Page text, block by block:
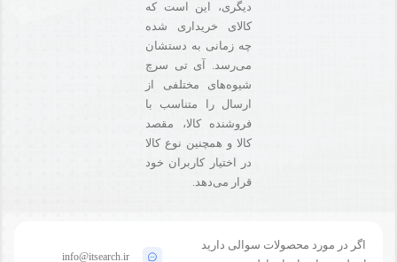
دیگری، این است که
کالای خریداری شده
چه زمانی به دستشان
می‌رسد. آی تی سرچ
شیوه‌های مختلفی از
ارسال را متناسب با
فروشنده کالا،‌ مقصد
کالا و همچنین نوع کالا
در اختیار کاربران خود
قرار می‌دهد.
اگر در مورد محصولات سوالی دارید
info@itsearch.ir